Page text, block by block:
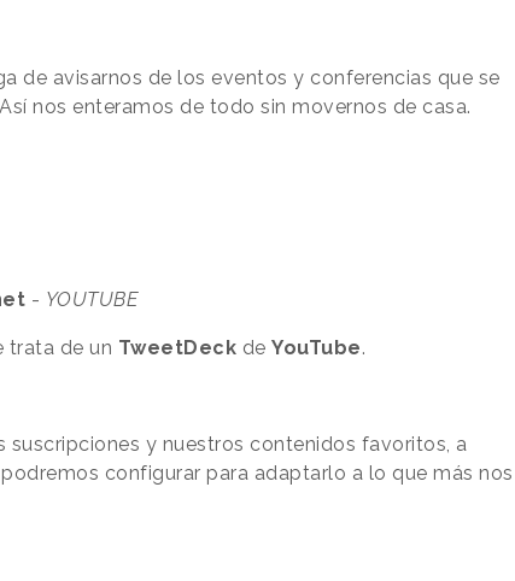
de avisarnos de los eventos y conferencias que se
Así nos enteramos de todo sin movernos de casa.
- YOUTUBE
trata de un TweetDeck de YouTube.
suscripciones y nuestros contenidos favoritos, a
configurar para adaptarlo a lo que más nos